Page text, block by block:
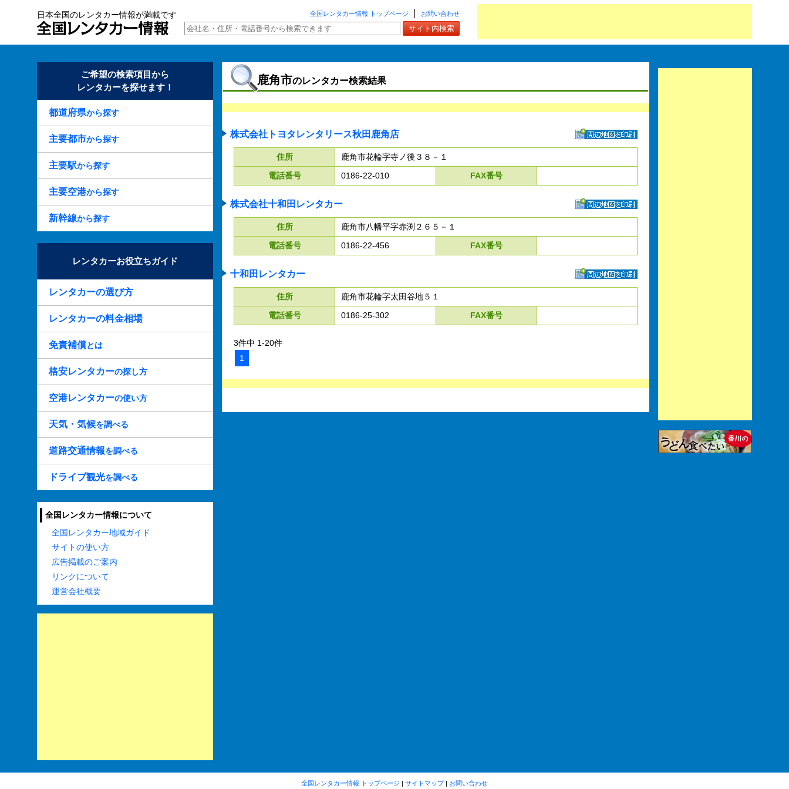
日本全国のレンタカー情報が満載です 全国レンタカー情報 トップページ お問い合わせ
ご希望の検索項目から
レンタカーを探せます！
都道府県から探す
主要都市から探す
主要駅から探す
主要空港から探す
新幹線から探す
レンタカーお役立ちガイド
レンタカーの選び方
レンタカーの料金相場
免責補償とは
格安レンタカーの探し方
空港レンタカーの使い方
天気・気候を調べる
道路交通情報を調べる
ドライブ観光を調べる
全国レンタカー情報について
全国レンタカー地域ガイド
サイトの使い方
広告掲載のご案内
リンクについて
運営会社概要
鹿角市のレンタカー検索結果
株式会社トヨタレンタリース秋田鹿角店
住所
鹿角市花輪字寺ノ後３８－１
電話番号
0186-22-010 FAX番号
株式会社十和田レンタカー
住所
鹿角市八幡平字赤渕２６５－１
電話番号
0186-22-456 FAX番号
十和田レンタカー
住所
鹿角市花輪字太田谷地５１
電話番号
0186-25-302 FAX番号
3件中 1-20件
1
全国レンタカー情報 トップページ | サイトマップ| お問い合わせ